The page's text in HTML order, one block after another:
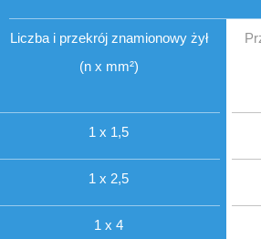
Liczba i przekrój znamionowy żył
(n x mm²)
1 x 1,5
1 x 2,5
1 x 4